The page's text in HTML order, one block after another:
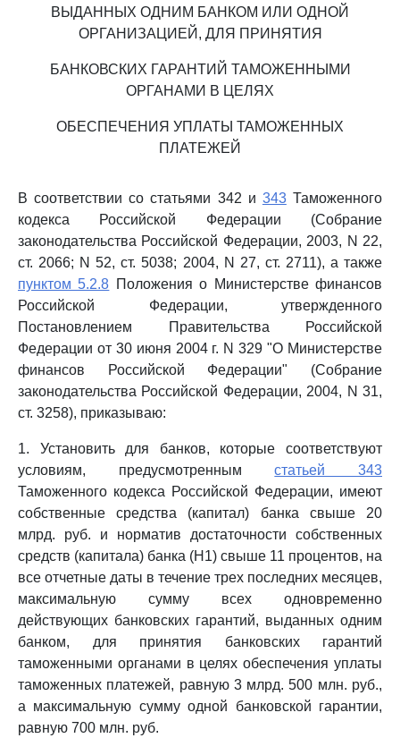
ВЫДАННЫХ ОДНИМ БАНКОМ ИЛИ ОДНОЙ
ОРГАНИЗАЦИЕЙ, ДЛЯ ПРИНЯТИЯ
БАНКОВСКИХ ГАРАНТИЙ ТАМОЖЕННЫМИ
ОРГАНАМИ В ЦЕЛЯХ
ОБЕСПЕЧЕНИЯ УПЛАТЫ ТАМОЖЕННЫХ
ПЛАТЕЖЕЙ
В соответствии со статьями 342 и 343Таможенного
кодекса Российской Федерации (Собрание
законодательства Российской Федерации, 2003, N 22,
ст. 2066; N 52, ст. 5038; 2004, N 27, ст. 2711), а также
пунктом 5.2.8 Положения о Министерстве финансов
Российской Федерации, утвержденного
Постановлением Правительства Российской
Федерации от 30 июня 2004 г. N 329 "О Министерстве
финансов Российской Федерации" (Собрание
законодательства Российской Федерации, 2004, N 31,
ст. 3258), приказываю:
1. Установить для банков, которые соответствуют
условиям, предусмотреннымстатьей 343
Таможенного кодекса Российской Федерации, имеют
собственные средства (капитал) банка свыше 20
млрд. руб. и норматив достаточности собственных
средств (капитала) банка (Н1) свыше 11 процентов, на
все отчетные даты в течение трех последних месяцев,
максимальную сумму всех одновременно
действующих банковских гарантий, выданных одним
банком, для принятия банковских гарантий
таможенными органами в целях обеспечения уплаты
таможенных платежей, равную 3 млрд. 500 млн. руб.,
а максимальную сумму одной банковской гарантии,
равную 700 млн. руб.